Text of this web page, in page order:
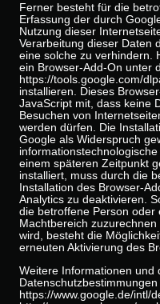
Ferner besteht für die
Erfassung der durch
Nutzung dieser
Verarbeitung dieser Daten
eine solche zu verhindern.
ein Browser-Add-On unter
https://tools.google.com/
installieren. Dieses
JavaScript mit, dass keine
Besuchen von
werden dürfen. Die
Google als Widerspruch
einem späteren Zeitpunkt
installiert, muss durch die
Installation des Browser-
Analytics zu deaktivieren.
die betroffene Person oder
Machtbereich
wird, besteht die
erneuten Aktivierung des
Weitere Informationen und
https://www.google.de/intl/